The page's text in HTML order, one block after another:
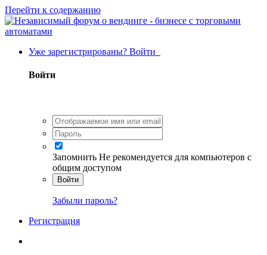
Перейти к содержанию
Уже зарегистрированы? Войти
Войти
Запомнить Не рекомендуется для компьютеров с
общим доступом
Войти
Забыли пароль?
Регистрация